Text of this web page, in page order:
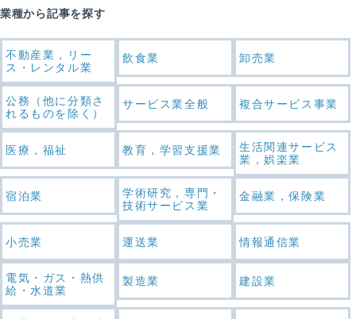
業種から記事を探す
不動産業，リー
ス・レンタル業
飲食業 卸売業
公務（他に分類さ
れるものを除く）
サービス業全般 複合サービス事業
医療，福祉 教育，学習支援業
生活関連サービス
業，娯楽業
宿泊業
学術研究，専門・
技術サービス業
金融業，保険業
小売業 運送業 情報通信業
電気・ガス・熱供
給・水道業
製造業 建設業